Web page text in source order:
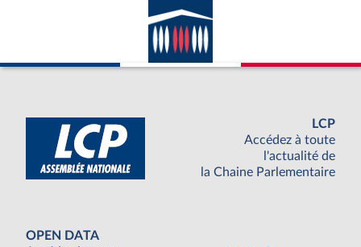
LCP
Accédez à toute
l'actualité de
la Chaine Parlementaire
OPEN DATA